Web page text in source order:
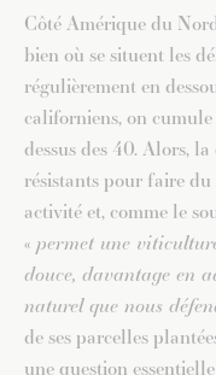
Côté Amérique du
bien où se situent les
régulièrement en
californiens, on cumule
dessus des 40. Alors,
résistants pour faire
activité et, comme le
« permet une
douce, davantage en
naturel que nous
de ses parcelles
une question